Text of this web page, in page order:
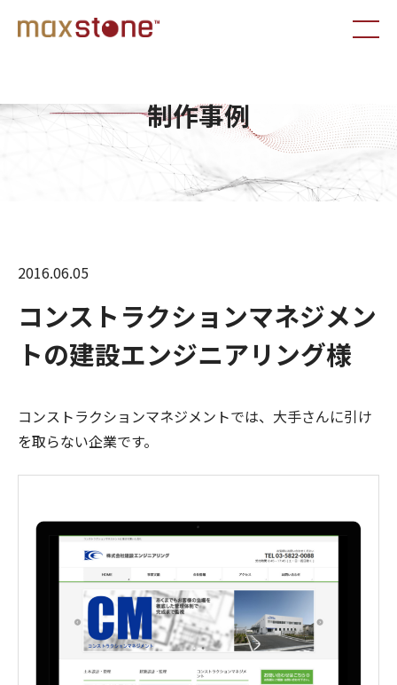
制作事例
2016.06.05
コンストラクションマネジメン
トの建設エンジニアリング様
コンストラクションマネジメントでは、大手さんに引け
を取らない企業です。